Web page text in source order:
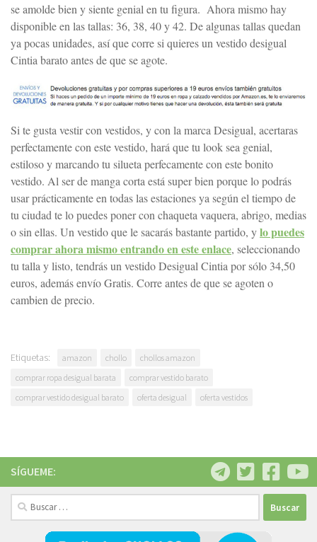
se amolde bien y siente genial en tu figura. Ahora mismo hay
disponible en las tallas: 36, 38, 40 y 42. De algunas tallas quedan
ya pocas unidades, así que corre si quieres un vestido desigual
Cintia barato antes de que se agote.
Si te gusta vestir con vestidos, y con la marca Desigual, acertaras
perfectamente con este vestido, hará que tu look sea genial,
estiloso y marcando tu silueta perfecamente con este bonito
vestido. Al ser de manga corta está super bien porque lo podrás
usar prácticamente en todas las estaciones ya según el tiempo de
tu ciudad te lo puedes poner con chaqueta vaquera, abrigo, medias
o sin ellas. Un vestido que le sacarás bastante partido, ylo puedes
comprar ahora mismo entrando en este enlace, seleccionando
tu talla y listo, tendrás un vestido Desigual Cintia por sólo 34,50
euros, además envío Gratis. Corre antes de que se agoten o
cambien de precio.
Etiquetas: amazon chollo
chollos amazon
comprar ropa desigual barata
comprar vestido barato
comprar vestido desigual barato
oferta desigual oferta vestidos
SÍGUEME:
Buscar: